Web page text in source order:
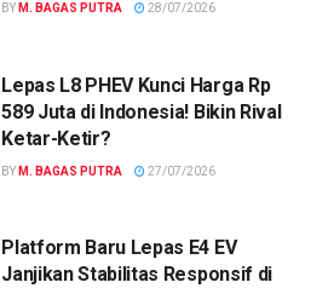
BY M. BAGAS PUTRA 28/07/2026
Lepas L8 PHEV Kunci Harga Rp
589 Juta di Indonesia! Bikin Rival
Ketar-Ketir?
BY M. BAGAS PUTRA 27/07/2026
Platform Baru Lepas E4 EV
Janjikan Stabilitas Responsif di